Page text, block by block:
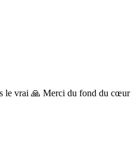
le vrai 🙏 Merci du fond du cœur